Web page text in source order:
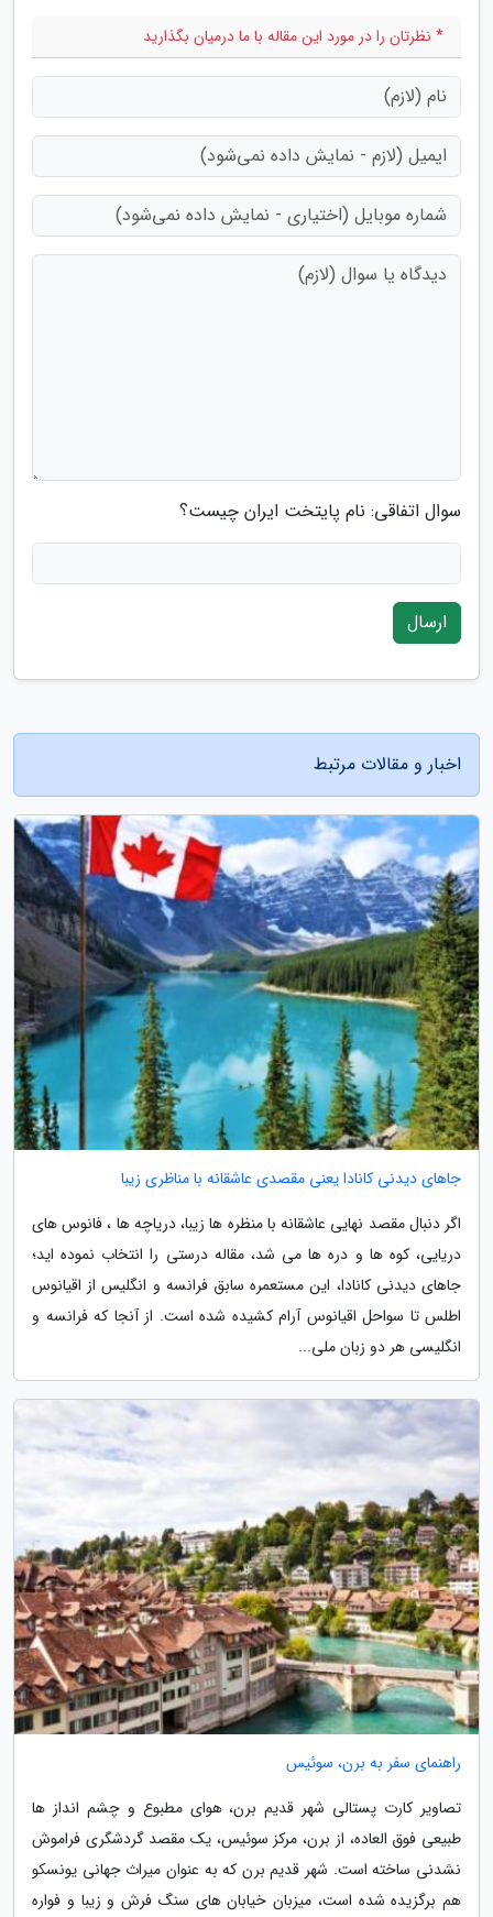
* نظرتان را در مورد این مقاله با ما درمیان بگذارید
سوال اتفاقی: نام پایتخت ایران چیست؟
ارسال
اخبار و مقالات مرتبط
جاهای دیدنی کانادا یعنی مقصدی عاشقانه با مناظری زیبا
اگر دنبال مقصد نهایی عاشقانه با منظره ها زیبا، دریاچه ها ، فانوس های
دریایی، کوه ها و دره ها می شد، مقاله درستی را انتخاب نموده اید؛
جاهای دیدنی کانادا، این مستعمره سابق فرانسه و انگلیس از اقیانوس
اطلس تا سواحل اقیانوس آرام کشیده شده است. از آنجا که فرانسه و
انگلیسی هر دو زبان ملی...
راهنمای سفر به برن، سوئیس
تصاویر کارت پستالی شهر قدیم برن، هوای مطبوع و چشم انداز ها
طبیعی فوق العاده، از برن، مرکز سوئیس، یک مقصد گردشگری فراموش
نشدنی ساخته است. شهر قدیم برن که به عنوان میراث جهانی یونسکو
هم برگزیده شده است، میزبان خیابان های سنگ فرش و زیبا و فواره